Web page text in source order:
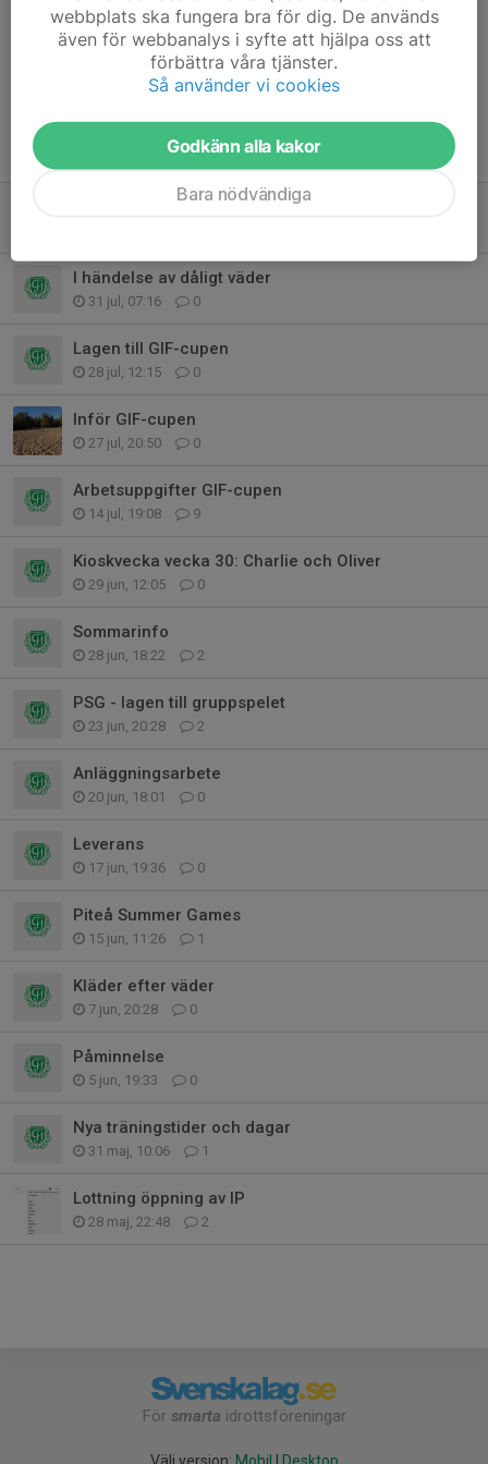
matchen?
Tidigare nyheter
I händelse av dåligt väder
31 jul, 07:16 0
Lagen till GIF-cupen
28 jul, 12:15 0
Inför GIF-cupen
27 jul, 20:50 0
Arbetsuppgifter GIF-cupen
14 jul, 19:08 9
Kioskvecka vecka 30: Charlie och Oliver
29 jun, 12:05 0
Sommarinfo
28 jun, 18:22 2
PSG - lagen till gruppspelet
23 jun, 20:28 2
Anläggningsarbete
20 jun, 18:01 0
Leverans
17 jun, 19:36 0
Piteå Summer Games
15 jun, 11:26 1
Kläder efter väder
7 jun, 20:28 0
Påminnelse
5 jun, 19:33 0
Nya träningstider och dagar
31 maj, 10:06 1
Lottning öppning av IP
28 maj, 22:48 2
För smarta idrottsföreningar
Välj version: Mobil Desktop
webbplats ska fungera bra för dig. De används
även för webbanalys i syfte att hjälpa oss att
förbättra våra tjänster.
Så använder vi cookies
Godkänn alla kakor
Bara nödvändiga